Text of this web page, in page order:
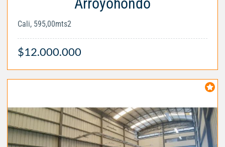
Cali, 595,00mts2
$12.000.000